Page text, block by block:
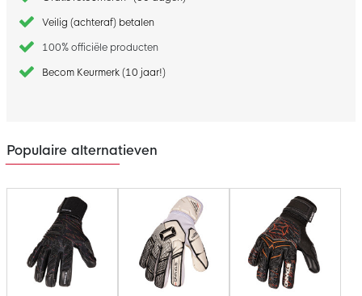
Veilig (achteraf) betalen
100% officiële producten
Becom Keurmerk (10 jaar!)
Populaire alternatieven